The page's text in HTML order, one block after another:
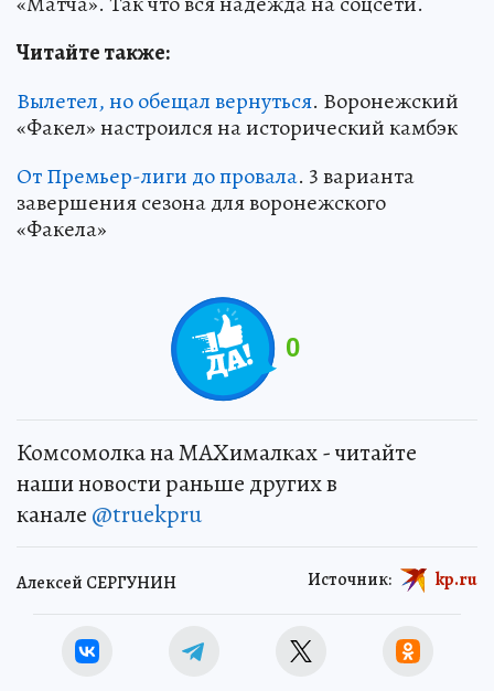
Читайте также:
Вылетел, но обещал вернуться. Воронежский
«Факел» настроился на исторический камбэк
От Премьер-лиги до провала. 3 варианта
завершения сезона для воронежского
«Факела»
0
Комсомолка на MAXималках - читайте
наши новости раньше других в
канале @truekpru
Алексей СЕРГУНИН Источник: kp.ru